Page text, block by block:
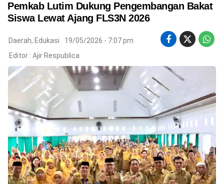
©
Copyright
2026
Respublica
.
All
Right
Reserved
Pemkab Lutim Dukung Pengembangan Bakat
Siswa Lewat Ajang FLS3N 2026
Daerah, Edukasi
19/05/2026 - 7:07 pm
Editor : Ajir Respublica